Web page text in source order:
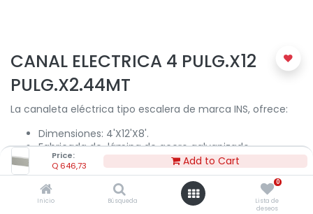
Price:
Q 646,73 Add to Cart
Inicio Búsqueda
0
Lista de
deseos
CANAL ELECTRICA 4 PULG.X12
PULG.X2.44MT
La canaleta eléctrica tipo escalera de marca INS, ofrece:
Dimensiones: 4'X12'X8'.
Fabricada de lámina de acero galvanizado.
Para uso exterior.
Este canal sirve para alojar conductores eléctricos
donde se requiera ventilación para los mismos.